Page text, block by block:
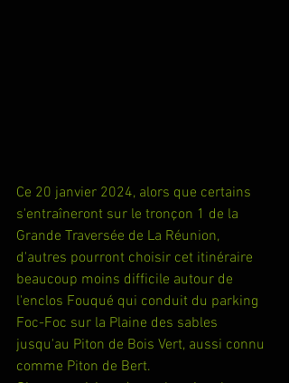
Ce 20 janvier 2024, alors que certains
s'entraîneront sur le tronçon 1 de la
Grande Traversée de La Réunion,
d'autres pourront choisir cet itinéraire
beaucoup moins difficile autour de
l'enclos Fouqué qui conduit du parking
Foc-Foc sur la Plaine des sables
jusqu'au Piton de Bois Vert, aussi connu
comme Piton de Bert.